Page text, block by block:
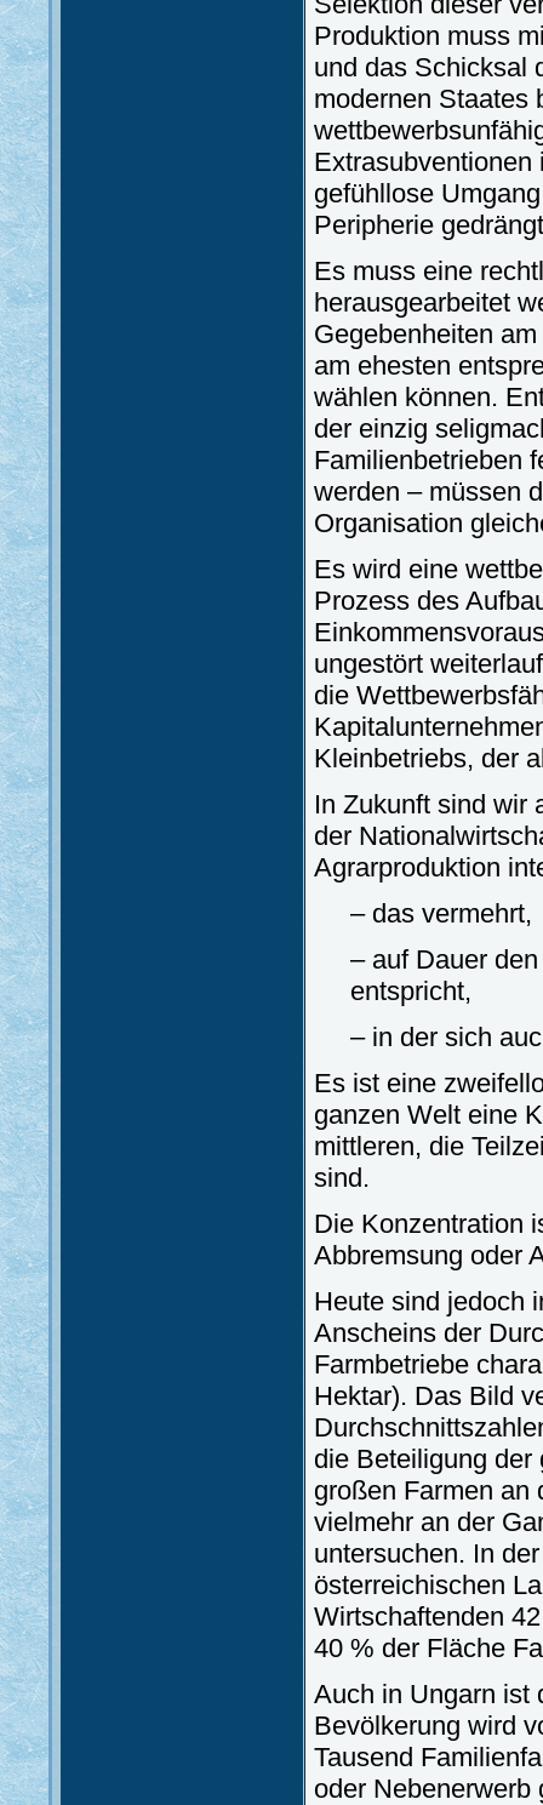
Produktion muss
und das Schicksal
modernen Staates
Extrasubventionen
gefühllose
Peripherie
Es muss eine
herausgearbeitet
Gegebenheiten
am ehesten
wählen können.
der einzig
Familienbetrieben
werden – müssen
Organisation
Es wird eine
Prozess des
ungestört
die
Kleinbetriebs, der
In Zukunft sind wir
der
Agrarproduktion
– das vermehrt,
– auf Dauer
entspricht,
– in der sich
Es ist eine
ganzen Welt eine
mittleren, die
sind.
Die Konzentration
Abbremsung oder
Heute sind jedoch
Anscheins der
Farmbetriebe
Hektar). Das Bild
die Beteiligung der
großen Farmen an
vielmehr an der
untersuchen. In
österreichischen
Wirtschaftenden
40 % der Fläche
Auch in Ungarn ist
Bevölkerung wird
Tausend
oder Nebenerwerb